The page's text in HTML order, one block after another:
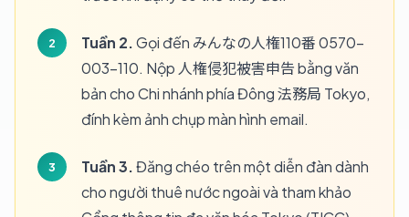
Tuần 2.Gọi đến みんなの人権110番 0570-
003-110. Nộp 人権侵犯被害申告 bằng văn
bản cho Chi nhánh phía Đông 法務局 Tokyo,
đính kèm ảnh chụp màn hình email.
Tuần 3.Đăng chéo trên một diễn đàn dành
cho người thuê nước ngoài và tham khảo